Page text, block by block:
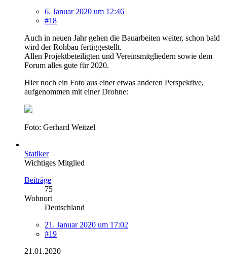
6. Januar 2020 um 12:46
#18
Auch in neuen Jahr gehen die Bauarbeiten weiter, schon bald
wird der Rohbau fertiggestellt.
Allen Projektbeteiligten und Vereinsmitgliedern sowie dem
Forum alles gute für 2020.
Hier noch ein Foto aus einer etwas anderen Perspektive,
aufgenommen mit einer Drohne:
Foto: Gerhard Weitzel
Statiker
Wichtiges Mitglied
Beiträge
75
Wohnort
Deutschland
21. Januar 2020 um 17:02
#19
21.01.2020